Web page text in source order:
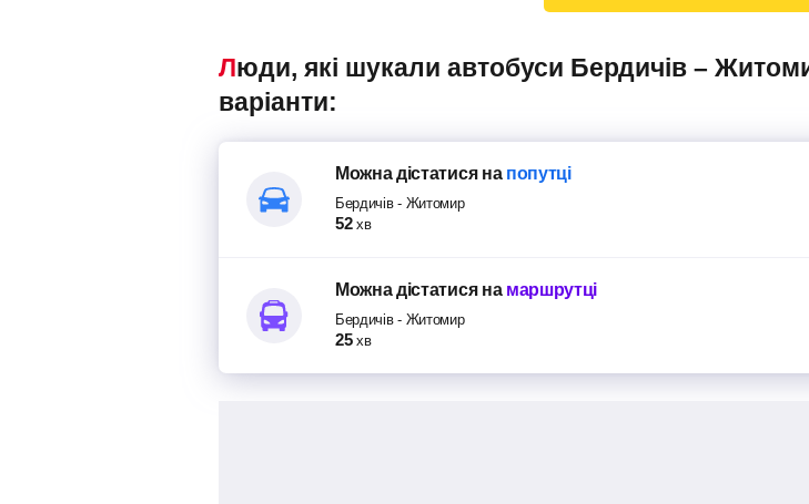
Люди, які шукали автобуси Бердичів – Житомир, також переглядали наступні
варіанти:
Можна дістатисяна попутці
Бердичів- Житомир
52 хв
Можна дістатисяна маршрутці
Бердичів- Житомир
25 хв